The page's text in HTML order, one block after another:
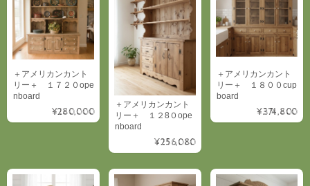
＋アメリカンカント
リー＋ １７２０ope
nboard
¥280,000
＋アメリカンカント
リー＋ １２8０ope
nboard
¥256,080
＋アメリカンカント
リー＋ １８００cup
board
¥374,800